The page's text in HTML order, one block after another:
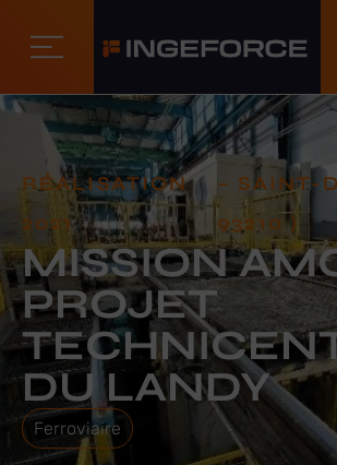
RÉALISATION
2021
– SAINT-
93210 )
MISSION
PROJET
DU LANDY
Ferroviaire